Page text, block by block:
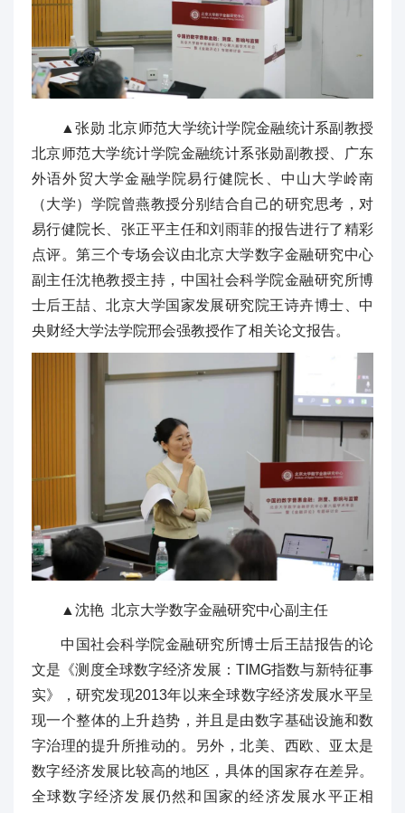
▲张勋 北京师范大学统计学院金融统计系副教授
北京师范大学统计学院金融统计系张勋副教授、广东
外语外贸大学金融学院易行健院长、中山大学岭南
（大学）学院曾燕教授分别结合自己的研究思考，对
易行健院长、张正平主任和刘雨菲的报告进行了精彩
点评。第三个专场会议由北京大学数字金融研究中心
副主任沈艳教授主持，中国社会科学院金融研究所博
士后王喆、北京大学国家发展研究院王诗卉博士、中
央财经大学法学院邢会强教授作了相关论文报告。
▲沈艳 北京大学数字金融研究中心副主任
中国社会科学院金融研究所博士后王喆报告的论
文是《测度全球数字经济发展：TIMG指数与新特征事
实》，研究发现2013年以来全球数字经济发展水平呈
现一个整体的上升趋势，并且是由数字基础设施和数
字治理的提升所推动的。另外，北美、西欧、亚太是
数字经济发展比较高的地区，具体的国家存在差异。
全球数字经济发展仍然和国家的经济发展水平正相